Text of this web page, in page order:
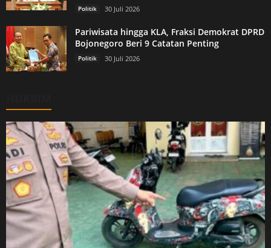
Politik 30 Juli 2026
Pariwisata hingga KLA, Fraksi Demokrat DPRD
Bojonegoro Beri 9 Catatan Penting
Politik 30 Juli 2026